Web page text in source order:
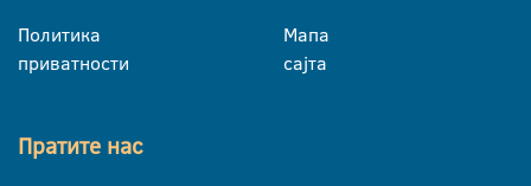
Политика
приватности
Мапа
сајта
Пратите нас